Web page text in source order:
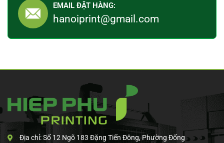
EMAIL ĐẶT HÀNG:
hanoiprint@gmail.com
Địa chỉ: Số 12 Ngõ 183 Đặng Tiến Đông, Phường Đống